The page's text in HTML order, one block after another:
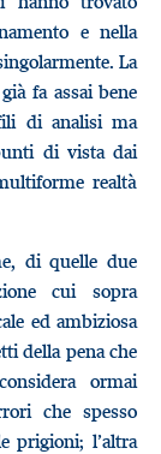
e nella
La
fa assai bene
di analisi ma
di vista dai
realtà
di quelle due
cui sopra
ed ambiziosa
della pena che
ormai
che spesso
prigioni; l’altra